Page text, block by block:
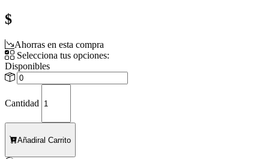
$
Ahorras en esta compra
Selecciona tus opciones:
Disponibles
Cantidad
Añadiral Carrito